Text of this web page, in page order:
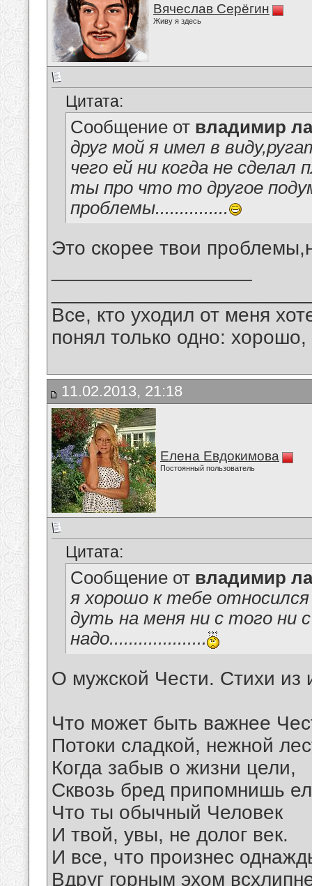
Вячеслав Серёгин
Живу я здесь
Цитата:
Сообщение от владимир
друг мой я имел в
чего ей ни когда не
ты про что то другое
проблемы...............
Это скорее твои
Все, кто уходил от меня
понял только одно:
11.02.2013, 21:18
Елена Евдокимова
Постоянный пользователь
Цитата:
Сообщение от владимир
я хорошо к тебе
дуть на меня ни с того ни
надо....................
О мужской Чести. Стихи из
Что может быть важнее
Потоки сладкой, нежной
Когда забыв о жизни цели,
Сквозь бред припомнишь
Что ты обычный Человек
И твой, увы, не долог век.
И все, что произнес
Вдруг горным эхом